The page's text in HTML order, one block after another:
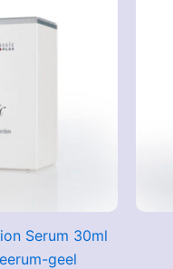
Serum 30ml
geel